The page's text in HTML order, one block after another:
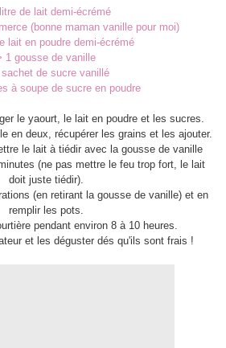
de lait demi-écrémé
(bonne maman vanille pour moi)
lait en poudre demi-écrémé
1 gousse de vanille
de sucre vanillé
à soupe de sucre en poudre
le yaourt, le lait en poudre et les sucres.
en deux, récupérer les grains et les ajouter.
le lait à tiédir avec la gousse de vanille
(ne pas mettre le feu trop fort, le lait
doit juste tiédir).
(en retirant la gousse de vanille) et en
remplir les pots.
pendant environ 8 à 10 heures.
et les déguster dés qu'ils sont frais !